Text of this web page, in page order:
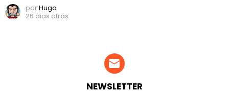
porHugo
26 dias atrás
NEWSLETTER